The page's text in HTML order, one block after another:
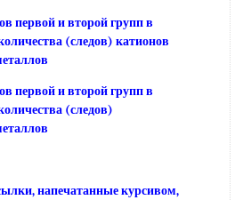
первой и второй групп в
(следов) катионов
первой и второй групп в
(следов)
напечатанные курсивом,